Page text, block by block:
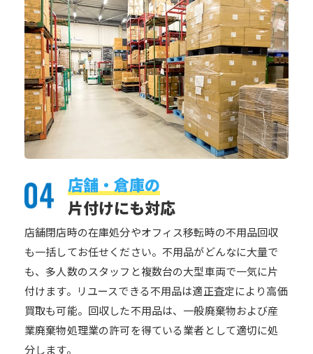
店舗・倉庫の
片付けにも対応
店舗閉店時の在庫処分やオフィス移転時の不用品回収
も一括してお任せください。不用品がどんなに大量で
も、多人数のスタッフと複数台の大型車両で一気に片
付けます。リユースできる不用品は適正査定により高価
買取も可能。回収した不用品は、一般廃棄物および産
業廃棄物処理業の許可を得ている業者として適切に処
分します。